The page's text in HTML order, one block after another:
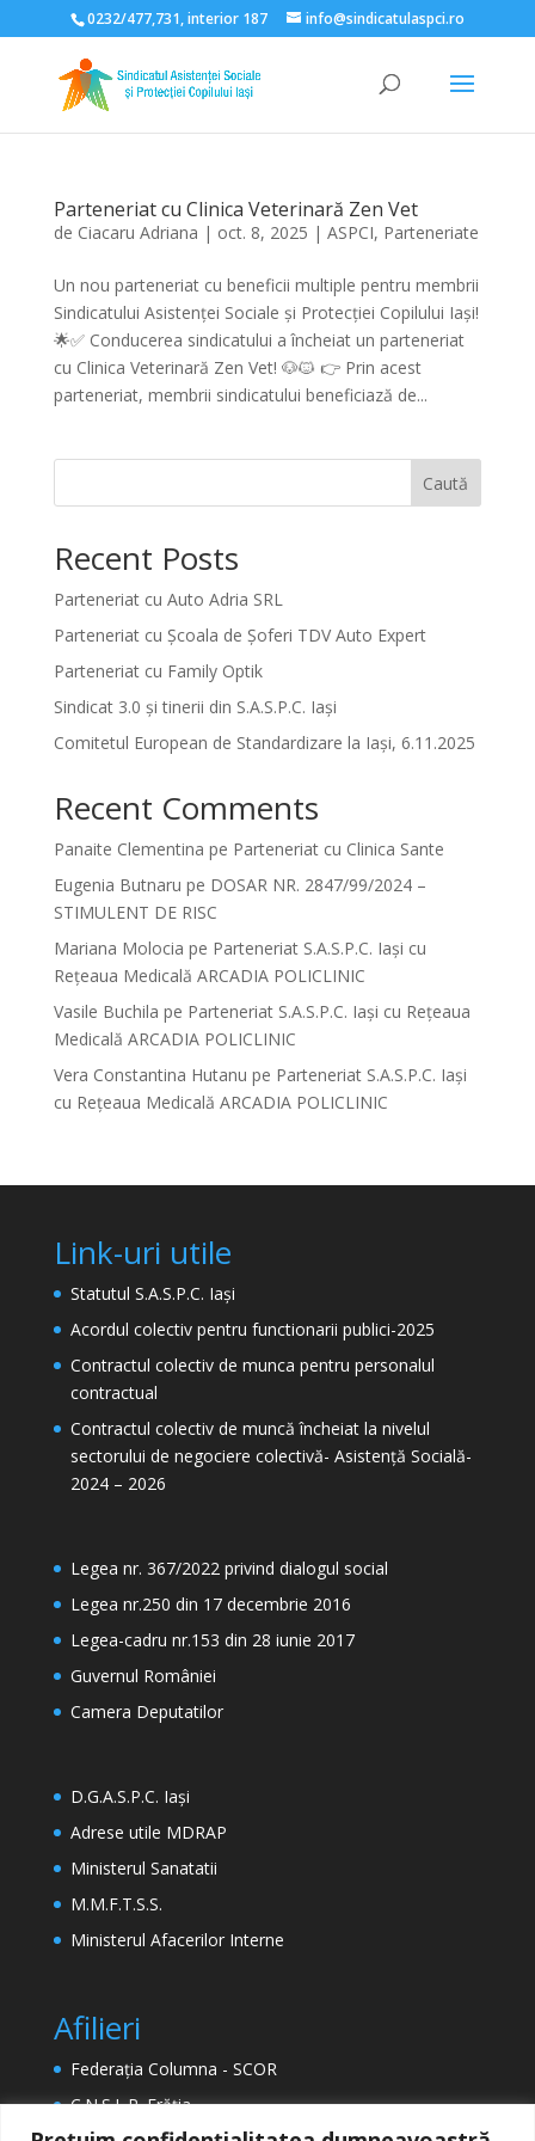
Deschide bara de unelte
0232/477,731, interior 187 info@sindicatulaspci.ro
Parteneriat cu Clinica Veterinară Zen Vet
de Ciacaru Adriana | oct. 8, 2025 | ASPCI, Parteneriate
Un nou parteneriat cu beneficii multiple pentru membrii
Sindicatului Asistenței Sociale și Protecției Copilului Iași!
🌟✅ Conducerea sindicatului a încheiat un parteneriat
cu Clinica Veterinară Zen Vet! 🐶🐱 👉 Prin acest
parteneriat, membrii sindicatului beneficiază de...
Caută
Recent Posts
Parteneriat cu Auto Adria SRL
Parteneriat cu Școala de Șoferi TDV Auto Expert
Parteneriat cu Family Optik
Sindicat 3.0 și tinerii din S.A.S.P.C. Iași
Comitetul European de Standardizare la Iași, 6.11.2025
Recent Comments
Panaite Clementina pe Parteneriat cu Clinica Sante
Eugenia Butnaru pe DOSAR NR. 2847/99/2024 –
STIMULENT DE RISC
Mariana Molocia pe Parteneriat S.A.S.P.C. Iași cu
Rețeaua Medicală ARCADIA POLICLINIC
Vasile Buchila pe Parteneriat S.A.S.P.C. Iași cu Rețeaua
Medicală ARCADIA POLICLINIC
Vera Constantina Hutanu pe Parteneriat S.A.S.P.C. Iași
cu Rețeaua Medicală ARCADIA POLICLINIC
Link-uri utile
Statutul S.A.S.P.C. Iași
Acordul colectiv pentru functionarii publici-2025
Contractul colectiv de munca pentru personalul
contractual
Contractul colectiv de muncă încheiat la nivelul
sectorului de negociere colectivă- Asistență Socială-
2024 – 2026
Legea nr. 367/2022 privind dialogul social
Legea nr.250 din 17 decembrie 2016
Legea-cadru nr.153 din 28 iunie 2017
Guvernul României
Camera Deputatilor
D.G.A.S.P.C. Iași
Adrese utile MDRAP
Ministerul Sanatatii
M.M.F.T.S.S.
Ministerul Afacerilor Interne
Afilieri
Federația Columna - SCOR
C.N.S.L.R. Frăția